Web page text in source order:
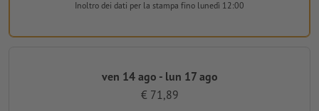
Inoltro dei dati per la stampa fino lunedì 12:00
ven 14 ago - lun 17 ago
€ 71,89